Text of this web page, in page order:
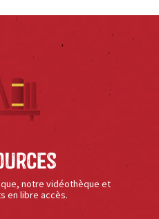
notre vidéothèque et
en libre accès.